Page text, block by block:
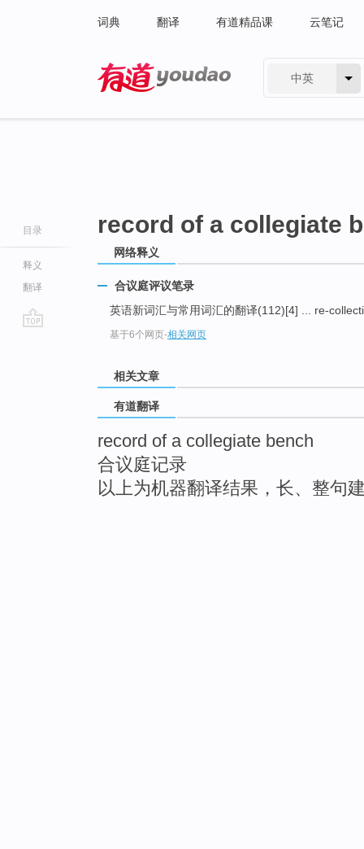
词典 翻译 有道精品课 云笔记
中英
目录
释义
翻译
record of a collegiate
网络释义
合议庭评议笔录
英语新词汇与常用词汇的翻译(112)[4] ... re-
基于6个网页-相关网页
相关文章
有道翻译
record of a collegiate bench
合议庭记录
以上为机器翻译结果，长、整句